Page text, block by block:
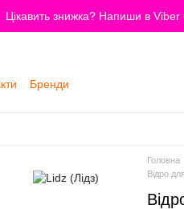
Цікавить знижка? Напиши в Viber
Бренди
Головна
Відро